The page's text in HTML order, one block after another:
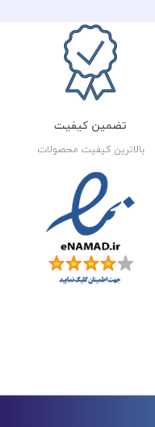
تضمین کیفیت
بالاترین کیفیت محصولات